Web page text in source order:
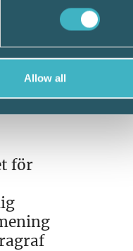
Allow all
för